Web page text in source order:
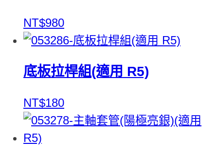
NT$980
底板拉桿組(適用 R5)
NT$180